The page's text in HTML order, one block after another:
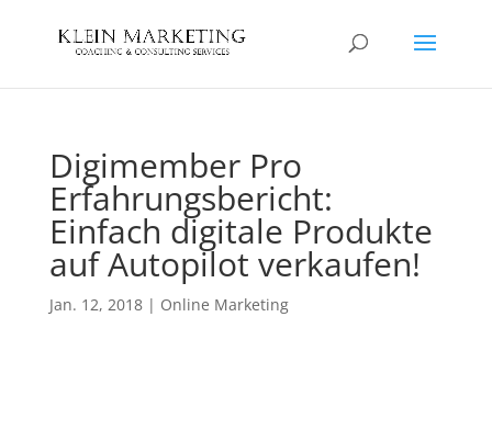
Digimember Pro
Erfahrungsbericht:
Einfach digitale Produkte
auf Autopilot verkaufen!
Jan. 12, 2018| Online Marketing